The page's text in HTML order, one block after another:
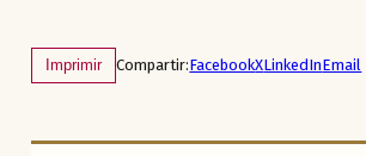
Imprimir Compartir:FacebookXLinkedInEmail